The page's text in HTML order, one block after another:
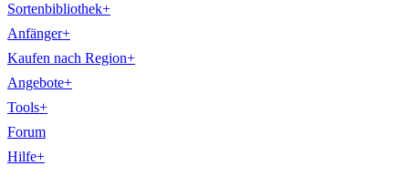
Sortenbibliothek+
Anfänger+
Kaufen nach Region+
Angebote+
Tools+
Forum
Hilfe+